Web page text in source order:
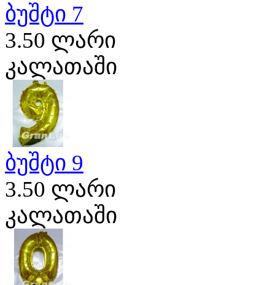
ბუშტი 7
3.50 ლარი
კალათაში
ბუშტი 9
3.50 ლარი
კალათაში